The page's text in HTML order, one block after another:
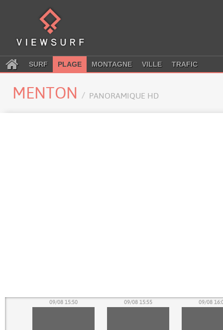
SURF PLAGE MONTAGNE VILLE TRAFIC
MENTON PANORAMIQUE HD
09/08 15:50 09/08 15:55 09/08